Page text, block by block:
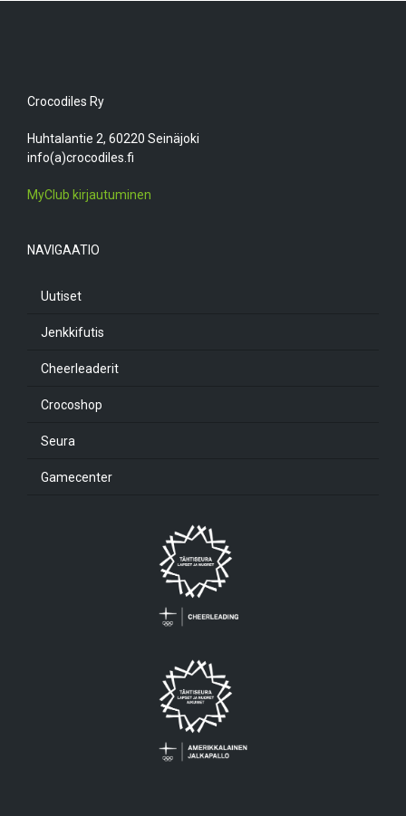
Crocodiles Ry
Huhtalantie 2, 60220 Seinäjoki
info(a)crocodiles.fi
MyClub kirjautuminen
NAVIGAATIO
Uutiset
Jenkkifutis
Cheerleaderit
Crocoshop
Seura
Gamecenter